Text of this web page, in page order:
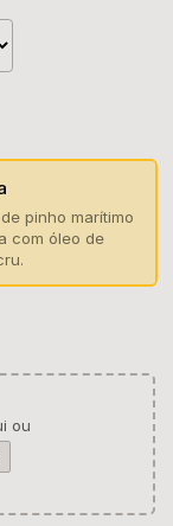
pinho marítimo
com óleo de
ou